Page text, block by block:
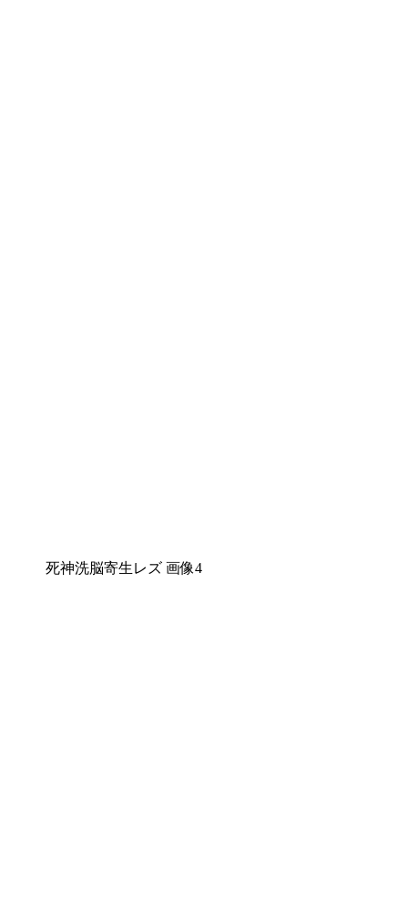
死神洗脳寄生レズ 画像4